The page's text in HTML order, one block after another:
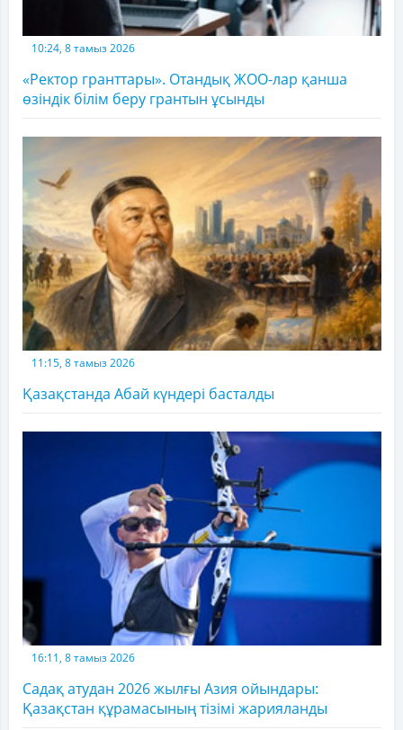
10:24, 8 тамыз 2026
«Ректор гранттары». Отандық ЖОО-лар қанша
өзіндік білім беру грантын ұсынды
11:15, 8 тамыз 2026
Қазақстанда Абай күндері басталды
16:11, 8 тамыз 2026
Садақ атудан 2026 жылғы Азия ойындары:
Қазақстан құрамасының тізімі жарияланды